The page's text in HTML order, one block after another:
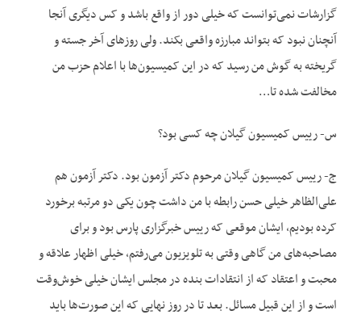
گزارشات نمی‌توانست که خیلی دور از واقع باشد و کس دیگری آنجا
آنچنان نبود که بتواند مبارزه واقعی بکند. ولی روز‌های آخر جسته و
گریخته به گوش من رسید که در این کمیسیون‌‌ها با اعلام حزب من
مخالفت شده تا…
س- رییس کمیسیون گیلان چه کسی بود؟
ج- رییس کمیسیون گیلان مرحوم دکتر آزمون بود. دکتر آزمون هم
علی‌الظاهر خیلی حسن رابطه با من داشت چون یکی دو مرتبه برخورد
کرده بودیم، ایشان موقعی که رییس خبرگزاری پارس بود و برای
مصاحبه‌‌های من گاهی وقتی به تلویزیون می‌رفتم، خیلی اظهار علاقه و
محبت و اعتقاد که از انتقادات بنده در مجلس ایشان خیلی خوش‌وقت
است و از این قبیل مسائل. بعد تا در روز نهایی که این صورت‌ها باید